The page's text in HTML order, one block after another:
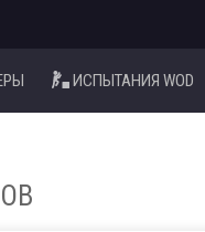
ИСПЫТАНИЯ WOD